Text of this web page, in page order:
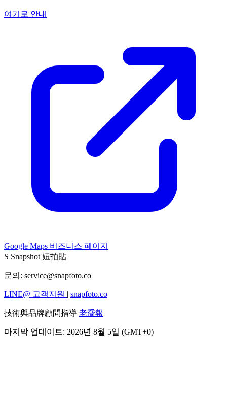
여기로 안내
Google Maps 비즈니스 페이지
S Snapshot 妞拍貼
문의: service@snapfoto.co
LINE@ 고객지원 | snapfoto.co
技術與品牌顧問指導 老喬報
마지막 업데이트: 2026년 8월 5일 (GMT+0)